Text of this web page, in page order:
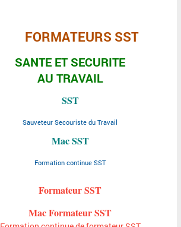
FORMATEURS SST
SANTE ET SECURITE
AU TRAVAIL
SST
Sauveteur Secouriste du Travail
Mac SST
Formation continue SST
Formateur​ SST
Mac Formateur SST